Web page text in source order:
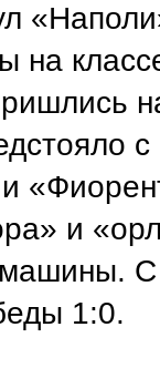
на
и
машины.
1:0.